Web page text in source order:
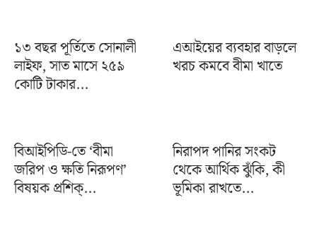
১৩ বছর পূর্তিতে সোনালী
লাইফ, সাত মাসে ২৫৯
কোটি টাকার...
এআইয়ের ব্যবহার বাড়লে
খরচ কমবে বীমা খাতে
বিআইপিডি-তে ‘বীমা
জরিপ ও ক্ষতি নিরূপণ’
বিষয়ক প্রশিক্...
নিরাপদ পানির সংকট
থেকে আর্থিক ঝুঁকি, কী
ভূমিকা রাখতে...